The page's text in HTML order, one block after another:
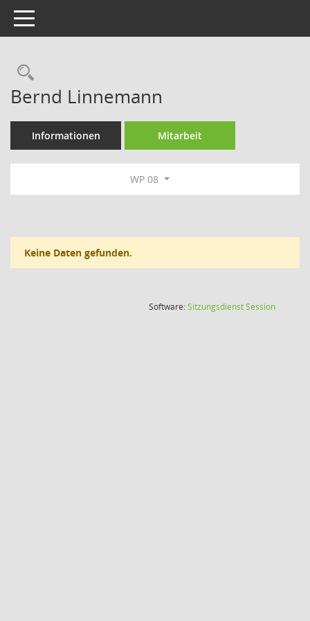
Toggle navigation
Rechercheauswahl
Bernd Linnemann
Informationen Mitarbeit
WP 08
Keine Daten gefunden.
Software:SitzungsdienstSession(Wird in